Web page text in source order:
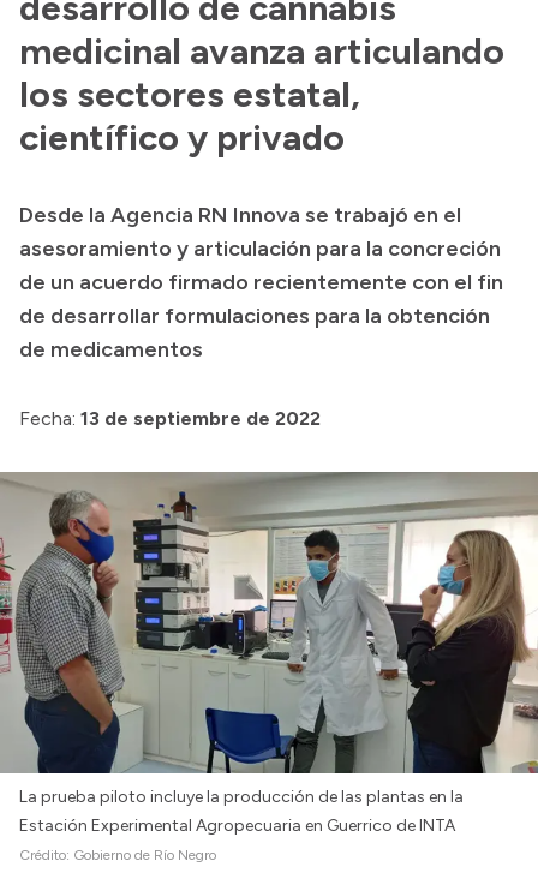
Presentación CV
Transparencia
Licitaciones
Consulta de expedientes
medicinal avanza articulando
los sectores estatal,
científico y privado
Desde la Agencia RN Innova se trabajó en el
asesoramiento y articulación para la concreción
de un acuerdo firmado recientemente con el fin
de desarrollar formulaciones para la obtención
de medicamentos
Fecha: 13 de septiembre de 2022
La prueba piloto incluye la producción de las plantas en la
Estación Experimental Agropecuaria en Guerrico de INTA
Crédito: Gobierno de Río Negro